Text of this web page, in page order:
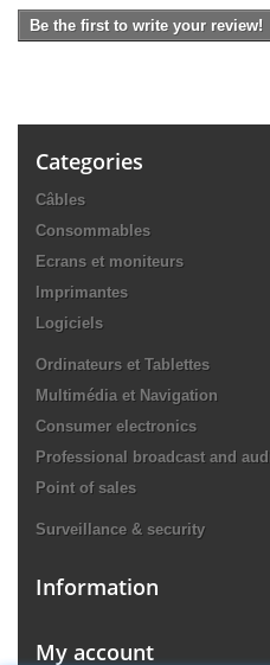
Be the first to write your review!
Categories
Câbles
Consommables
Ecrans et moniteurs
Imprimantes
Logiciels
Ordinateurs et Tablettes
Multimédia et Navigation
Consumer electronics
Professional broadcast and
Point of sales
Surveillance & security
Information
My account